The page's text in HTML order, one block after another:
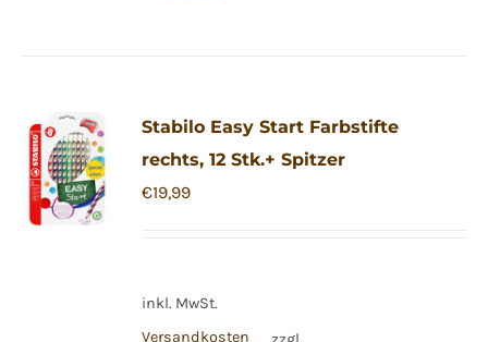
Stabilo Easy Start Farbstifte
rechts, 12 Stk.+ Spitzer
€19,99
inkl. MwSt.
Versandkosten